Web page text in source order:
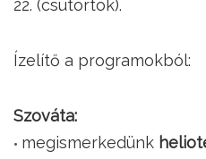
22. (csütörtök).
Ízelítő a programokból:
Szováta:
megismerkedünk